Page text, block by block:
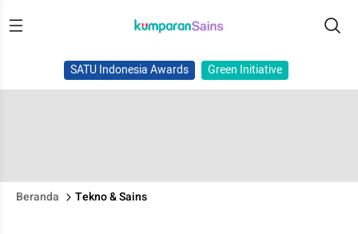
SATU Indonesia Awards Green Initiative
Beranda Tekno & Sains